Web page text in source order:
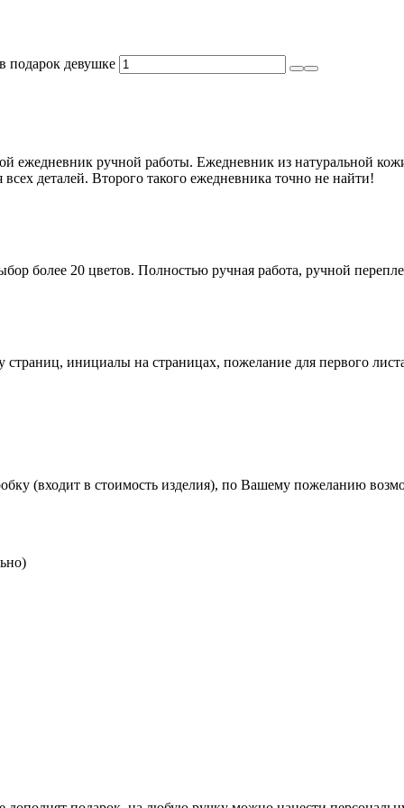
подарок девушке
ручной работы. Ежедневник из натуральной кожи
деталей. Второго такого ежедневника точно не найти!
более 20 цветов. Полностью ручная работа, ручной
инициалы на страницах, пожелание для первого
(входит в стоимость изделия), по Вашему пожеланию